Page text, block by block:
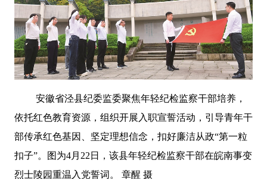
安徽省泾县纪委监委聚焦年轻纪检监察干部培养，
依托红色教育资源，组织开展入职宣誓活动，引导青年干
部传承红色基因、坚定理想信念，扣好廉洁从政“第一粒
扣子”。图为4月22日，该县年轻纪检监察干部在皖南事变
烈士陵园重温入党誓词。 章醒 摄